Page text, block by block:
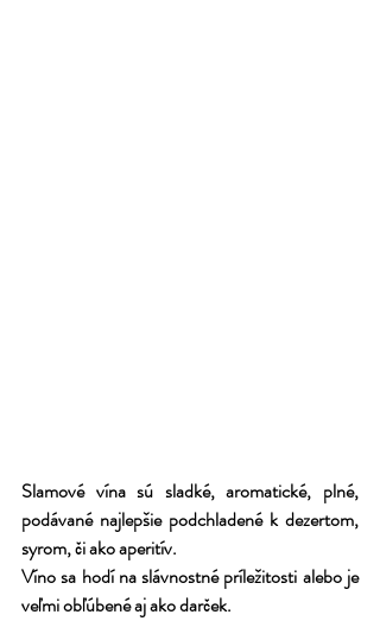
Slamové vína sú sladké, aromatické, plné,
podávané najlepšie podchladené k dezertom,
syrom, či ako aperitív.
Víno sa hodí na slávnostné príležitosti alebo je
veľmi obľúbené aj ako darček.